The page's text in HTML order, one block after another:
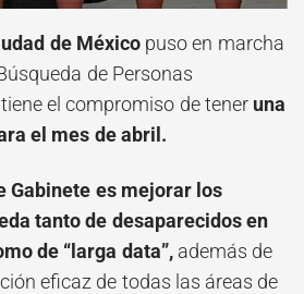
de Méxicopuso en marcha
de Personas
el compromiso de teneruna
el mes de abril.
Gabinete es mejorar los
tanto de desaparecidos en
de “larga data”, además de
eficaz de todas las áreas de